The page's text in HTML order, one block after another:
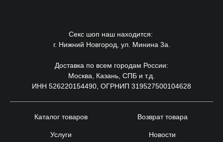
Секс шоп наш находится:
г. Нижний Новгород, ул. Минина 3а.
Доставка по всем городам России:
Москва, Казань, СПБ и т.д.
ИНН 526220154490, ОГРНИП 319527500104628
Каталог товаров
Услуги
Возврат товара
Новости